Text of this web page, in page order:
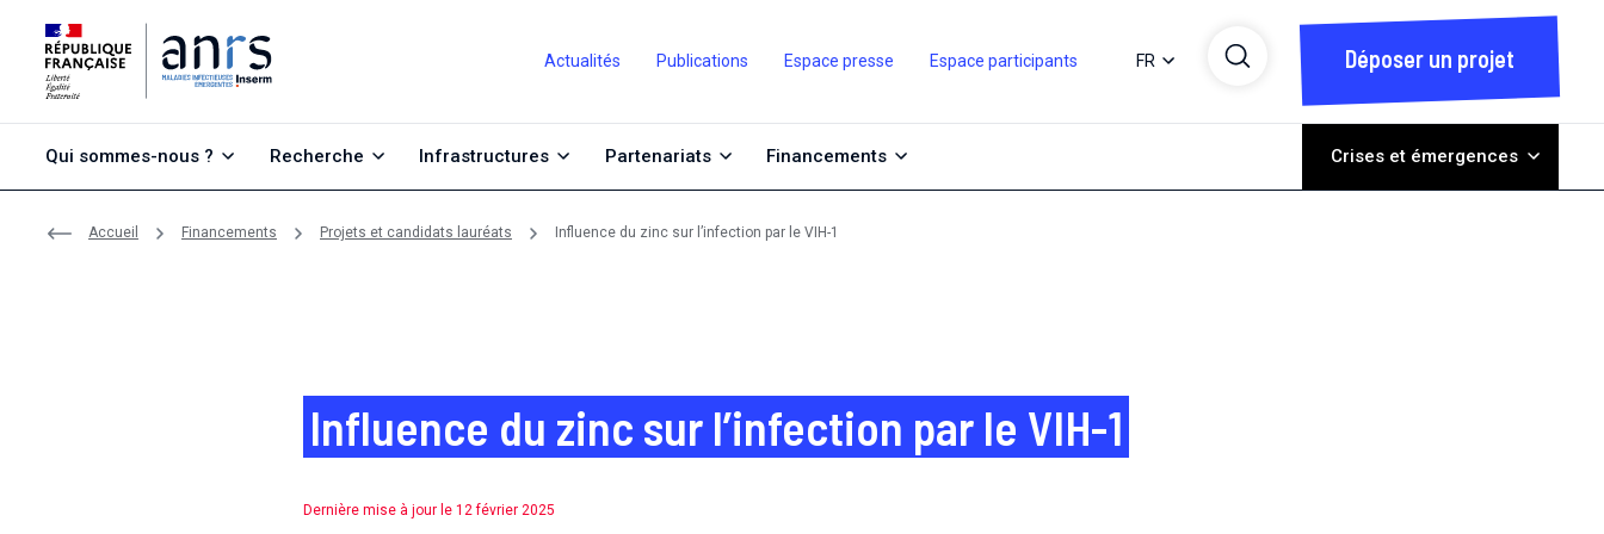
Actualités Publications Espace presse Espace participants FR Déposer un projet
Qui sommes-nous ? Recherche Infrastructures Partenariats Financements Crises et émergences
Accueil Financements Projets et candidats lauréats Influence du zinc sur l’infection par le VIH-1
Influence du zinc sur l’infection par le VIH-1
Dernière mise à jour le 12 février 2025